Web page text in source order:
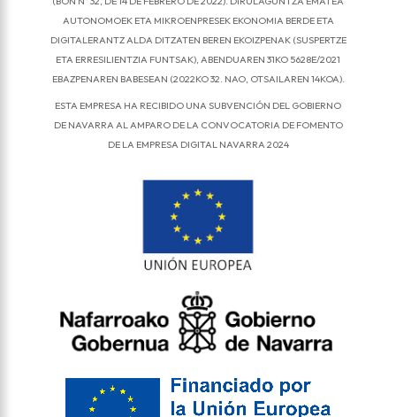
AUTONOMOEK ETA MIKROENPRESEK EKONOMIA BERDE ETA
DIGITALERANTZ ALDA DITZATEN BEREN EKOIZPENAK (SUSPERTZE
ETA ERRESILIENTZIA FUNTSAK), ABENDUAREN 31KO 5628E/2021
EBAZPENAREN BABESEAN (2022KO 32. NAO, OTSAILAREN 14KOA).
ESTA EMPRESA HA RECIBIDO UNA SUBVENCIÓN DEL GOBIERNO
DE NAVARRA AL AMPARO DE LA CONVOCATORIA DE FOMENTO
DE LA EMPRESA DIGITAL NAVARRA 2024